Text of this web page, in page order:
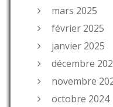
mars 2025
février 2025
janvier 2025
décembre
novembre
octobre 2024